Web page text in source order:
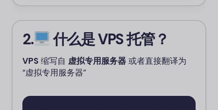
2. 什么是 VPS 托管？
VPS 缩写自 虚拟专用服务器 或者直接翻译为
“虚拟专用服务器”